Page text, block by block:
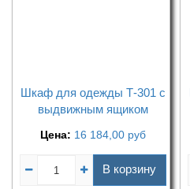
Шкаф для одежды Т-301 с
выдвижным ящиком
Цена: 16 184,00 руб
В корзину